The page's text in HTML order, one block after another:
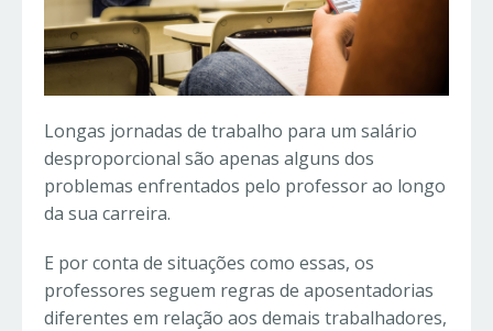
Longas jornadas de trabalho para um salário
desproporcional são apenas alguns dos
problemas enfrentados pelo professor ao longo
da sua carreira.
E por conta de situações como essas, os
professores seguem regras de aposentadorias
diferentes em relação aos demais trabalhadores,